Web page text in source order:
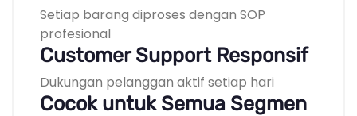
Setiap barang diproses dengan SOP
profesional
Customer Support Responsif
Dukungan pelanggan aktif setiap hari
Cocok untuk Semua Segmen